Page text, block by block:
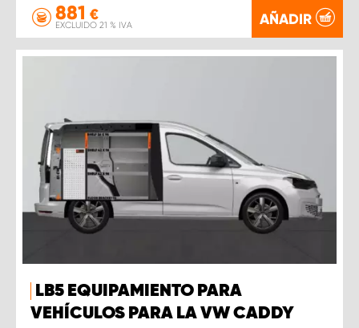
881 €
EXCLUIDO 21 % IVA AÑADIR
LB5 EQUIPAMIENTO PARA
VEHÍCULOS PARA LA VW CADDY